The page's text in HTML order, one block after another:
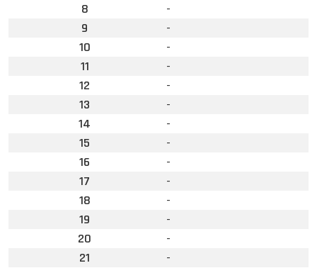
8
-
9
-
10
-
11
-
12
-
13
-
14
-
15
-
16
-
17
-
18
-
19
-
20
-
21
-